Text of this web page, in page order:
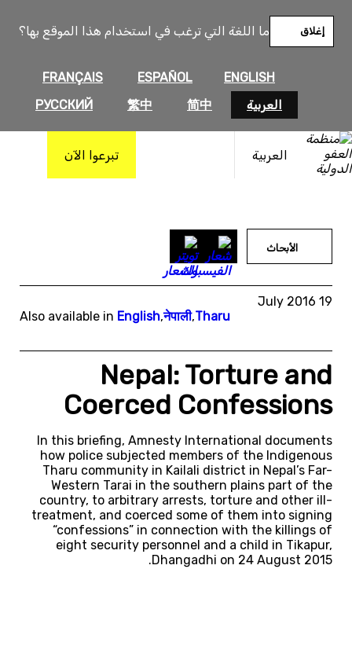
ما اللغة التي ترغب في استخدام هذا الموقع بها؟
ENGLISH
ESPAÑOL
FRANÇAIS
العربية
简中
繁中
РУССКИЙ
إغلاق
العربية تبرعوا الآن
المحتوى
الأبحاث
19 July 2016
Also available in English,नेपाली,Tharu
Nepal: Torture and
Coerced Confessions
In this briefing, Amnesty International documents
how police subjected members of the Indigenous
Tharu community in Kailali district in Nepal’s Far-
Western Tarai in the southern plains part of the
country, to arbitrary arrests, torture and other ill-
treatment, and coerced some of them into signing
“confessions” in connection with the killings of
eight security personnel and a child in Tikapur,
Dhangadhi on 24 August 2015.